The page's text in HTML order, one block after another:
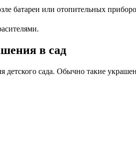
батареи или отопительных
в сад
детского сада. Обычно такие